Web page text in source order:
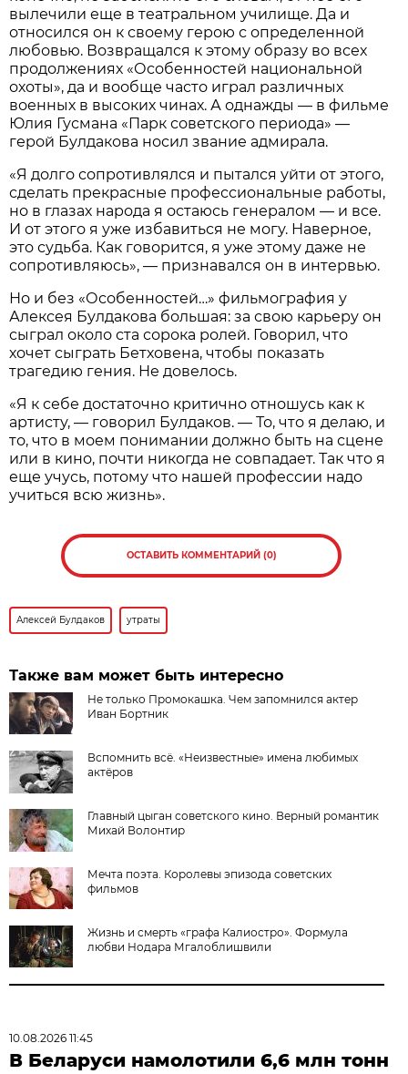
вылечили еще в театральном училище. Да и
относился он к своему герою с определенной
любовью. Возвращался к этому образу во всех
продолжениях «Особенностей национальной
охоты», да и вообще часто играл различных
военных в высоких чинах. А однажды — в фильме
Юлия Гусмана «Парк советского периода» —
герой Булдакова носил звание адмирала.
«Я долго сопротивлялся и пытался уйти от этого,
сделать прекрасные профессиональные работы,
но в глазах народа я остаюсь генералом — и все.
И от этого я уже избавиться не могу. Наверное,
это судьба. Как говорится, я уже этому даже не
сопротивляюсь», — признавался он в интервью.
Но и без «Особенностей…» фильмография у
Алексея Булдакова большая: за свою карьеру он
сыграл около ста сорока ролей. Говорил, что
хочет сыграть Бетховена, чтобы показать
трагедию гения. Не довелось.
«Я к себе достаточно критично отношусь как к
артисту, — говорил Булдаков. — То, что я делаю, и
то, что в моем понимании должно быть на сцене
или в кино, почти никогда не совпадает. Так что я
еще учусь, потому что нашей профессии надо
учиться всю жизнь».
ОСТАВИТЬ КОММЕНТАРИЙ (0)
Алексей Булдаков утраты
Также вам может быть интересно
Не только Промокашка. Чем запомнился актер
Иван Бортник
Вспомнить всё. «Неизвестные» имена любимых
актёров
Главный цыган советского кино. Верный романтик
Михай Волонтир
Мечта поэта. Королевы эпизода советских
фильмов
Жизнь и смерть «графа Калиостро». Формула
любви Нодара Мгалоблишвили
10.08.2026 11:45
В Беларуси намолотили 6,6 млн тонн